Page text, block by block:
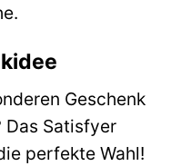
Geschenk
Das Satisfyer
perfekte Wahl!